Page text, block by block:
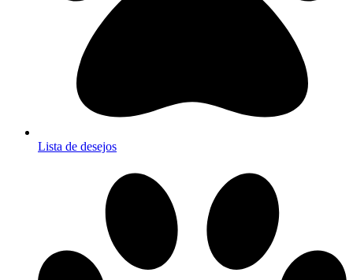
Lista de desejos